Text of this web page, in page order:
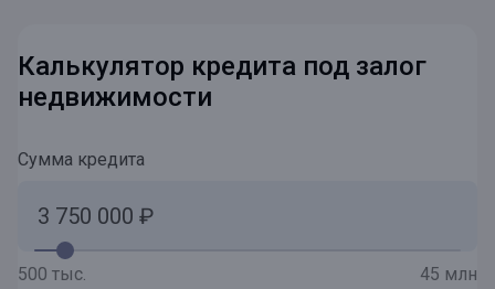
Калькулятор кредита под залог
недвижимости
Сумма кредита
500 тыс.
45 млн